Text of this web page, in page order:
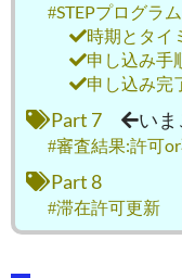
STEPプログラ
時期とタイ
申し込み手
申し込み完
Part 7 いま
審査結果:許可
Part 8
滞在許可更新